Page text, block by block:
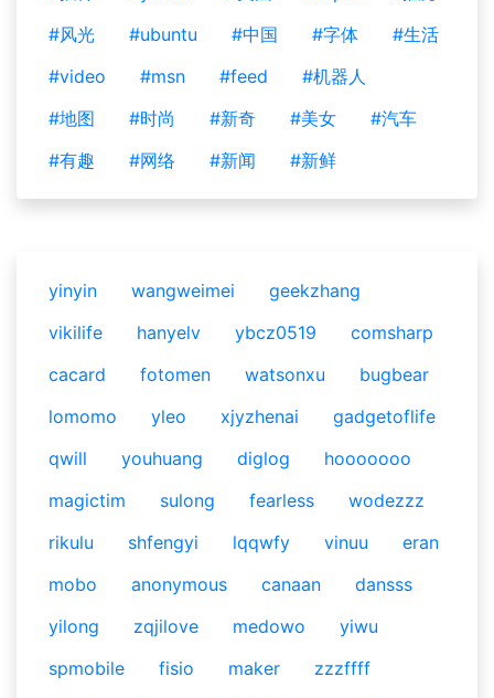
#风光
#ubuntu #中国 #字体
#生活
#video
#msn #feed
#机器人
#地图
#时尚 #新奇 #美女
#汽车
#有趣
#网络 #新闻 #新鲜
yinyin wangweimei
geekzhang
vikilife
hanyelv ybcz0519
comsharp
cacard
fotomen watsonxu
bugbear
lomomo
yleo xjyzhenai
gadgetoflife
qwill
youhuang diglog
hooooooo
magictim
sulong fearless
wodezzz
rikulu
shfengyi lqqwfy vinuu
eran
mobo
anonymous canaan
dansss
yilong
zqjilove medowo
yiwu
spmobile
fisio maker
zzzffff